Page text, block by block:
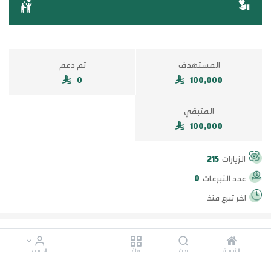
الرئيسية بحث فئة الحساب
المستهدف
100,000
تم دعم
0
المتبقي
100,000
الزيارات 215
عدد التبرعات 0
اخر تبرع منذ
10
50
500